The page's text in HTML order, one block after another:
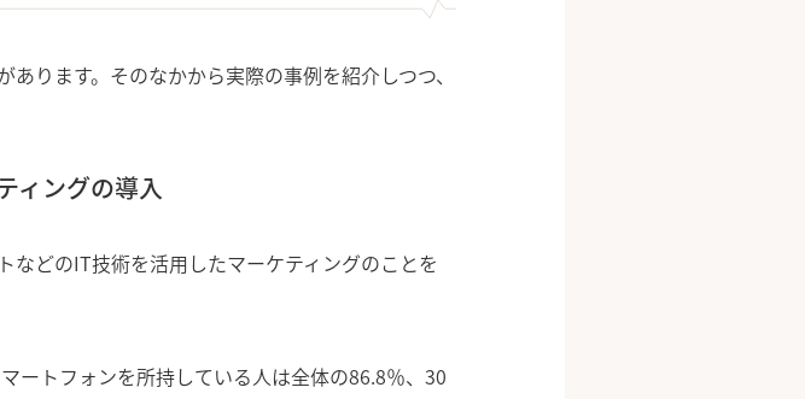
ります。そのなかから実際の事例を紹介しつつ、
ィングの導入
などのIT技術を活用したマーケティングのことを
ートフォンを所持している人は全体の86.8％、30